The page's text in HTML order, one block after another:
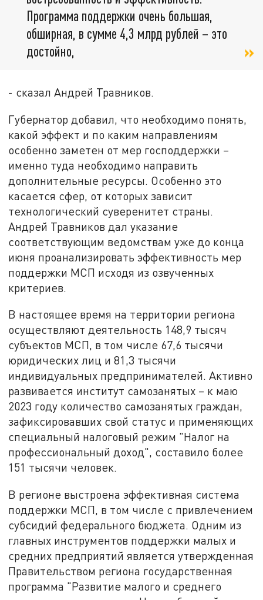
Программа поддержки очень большая,
обширная, в сумме 4,3 млрд рублей – это
достойно,
- сказал Андрей Травников.
Губернатор добавил, что необходимо понять,
какой эффект и по каким направлениям
особенно заметен от мер господдержки –
именно туда необходимо направить
дополнительные ресурсы. Особенно это
касается сфер, от которых зависит
технологический суверенитет страны.
Андрей Травников дал указание
соответствующим ведомствам уже до конца
июня проанализировать эффективность мер
поддержки МСП исходя из озвученных
критериев.
В настоящее время на территории региона
осуществляют деятельность 148,9 тысяч
субъектов МСП, в том числе 67,6 тысячи
юридических лиц и 81,3 тысячи
индивидуальных предпринимателей. Активно
развивается институт самозанятых – к маю
2023 году количество самозанятых граждан,
зафиксировавших свой статус и применяющих
специальный налоговый режим "Налог на
профессиональный доход", составило более
151 тысячи человек.
В регионе выстроена эффективная система
поддержки МСП, в том числе с привлечением
субсидий федерального бюджета. Одним из
главных инструментов поддержки малых и
средних предприятий является утвержденная
Правительством региона государственная
программа "Развитие малого и среднего